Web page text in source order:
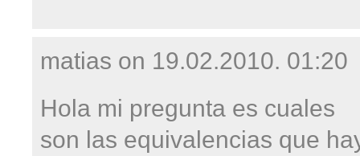
matias on 19.02.2010. 01:20
Hola mi pregunta es cuales
son las equivalencias que